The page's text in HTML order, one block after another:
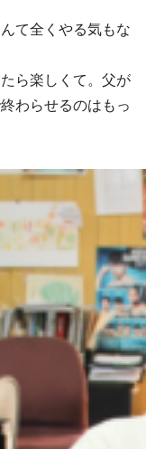
て全くやる気もな
ら楽しくて。父が
わらせるのはもっ